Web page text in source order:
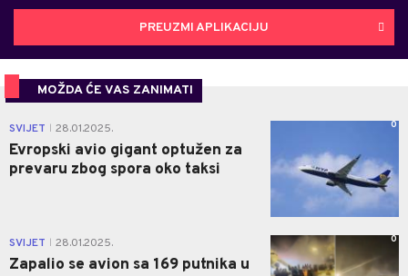
PREUZMI APLIKACIJU
MOŽDA ĆE VAS ZANIMATI
SVIJET 28.01.2025.
Evropski avio gigant optužen za
prevaru zbog spora oko taksi
0
SVIJET 28.01.2025.
Zapalio se avion sa 169 putnika u
0